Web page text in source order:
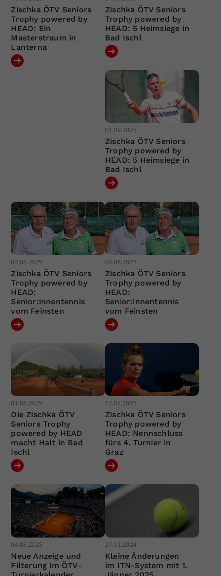
Zischka ÖTV Seniors
Trophy powered by
HEAD: Ein
Masterstraum in
Lanterna
Zischka ÖTV Seniors
Trophy powered by
HEAD: 5 Heimsiege in
Bad Ischl
01.09.2025
Zischka ÖTV Seniors
Trophy powered by
HEAD: 5 Heimsiege in
Bad Ischl
04.08.2025
Zischka ÖTV Seniors
Trophy powered by
HEAD:
Senior:innentennis
vom Feinsten
04.08.2025
Zischka ÖTV Seniors
Trophy powered by
HEAD:
Senior:innentennis
vom Feinsten
01.08.2025
Die Zischka ÖTV
Seniors Trophy
powered by HEAD
macht Halt in Bad
Ischl
17.07.2025
Zischka ÖTV Seniors
Trophy powered by
HEAD: Nennschluss
fürs 4. Turnier in
Graz
04.03.2025
Neue Anzeige und
Filterung im ÖTV-
27.12.2024
Kleine Änderungen
im ITN-System mit 1.